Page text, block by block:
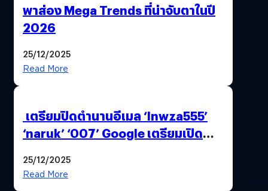
พาส่อง Mega Trends ที่น่าจับตาในปี
2026
25/12/2025
Read More
เตรียมปิดตำนานอีเมล ‘lnwza555’
‘naruk’ ‘007’ Google เตรียมเปิด
25/12/2025
Read More